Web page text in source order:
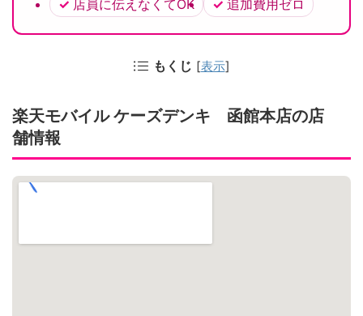
店員に伝えなくてOK
追加費用ゼロ
もくじ [表示]
楽天モバイル ケーズデンキ 函館本店の店
舗情報